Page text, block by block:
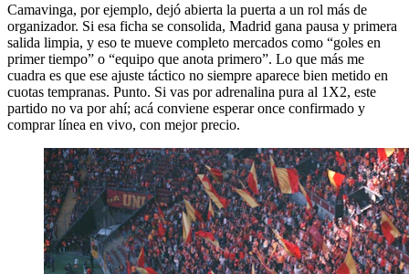
Camavinga, por ejemplo, dejó abierta la puerta a un rol más de
organizador. Si esa ficha se consolida, Madrid gana pausa y primera
salida limpia, y eso te mueve completo mercados como “goles en
primer tiempo” o “equipo que anota primero”. Lo que más me
cuadra es que ese ajuste táctico no siempre aparece bien metido en
cuotas tempranas. Punto. Si vas por adrenalina pura al 1X2, este
partido no va por ahí; acá conviene esperar once confirmado y
comprar línea en vivo, con mejor precio.